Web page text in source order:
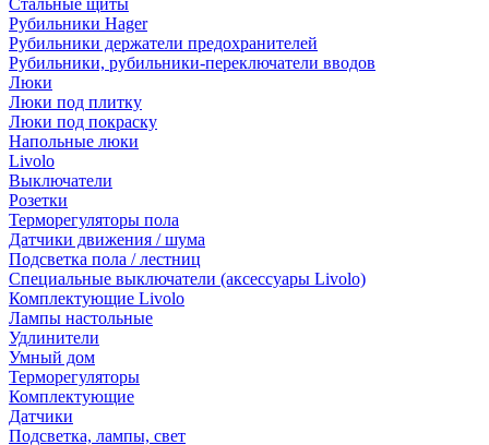
Стальные щиты
Рубильники Hager
Рубильники держатели предохранителей
Рубильники, рубильники-переключатели вводов
Люки
Люки под плитку
Люки под покраску
Напольные люки
Livolo
Выключатели
Розетки
Терморегуляторы пола
Датчики движения / шума
Подсветка пола / лестниц
Специальные выключатели (аксессуары Livolo)
Комплектующие Livolo
Лампы настольные
Удлинители
Умный дом
Терморегуляторы
Комплектующие
Датчики
Подсветка, лампы, свет